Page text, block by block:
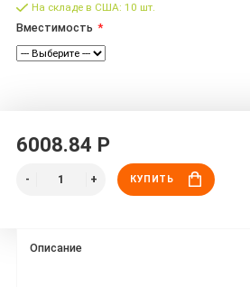
На складе в США: 10 шт.
Вместимость
6008.84 Р
КУПИТЬ
Описание